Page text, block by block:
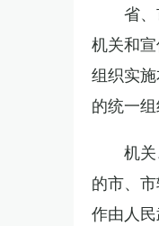
省
机关和
组织实
的统一
机
的市、
作由人